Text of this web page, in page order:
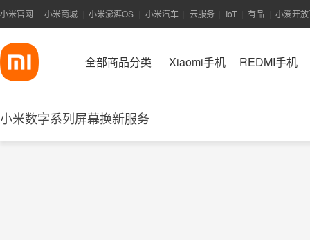
小米官网 小米商城 小米澎湃OS 小米汽车 云服务 IoT 有品 小爱开
全部商品分类 Xiaomi手机 REDMI手机
小米数字系列屏幕换新服务